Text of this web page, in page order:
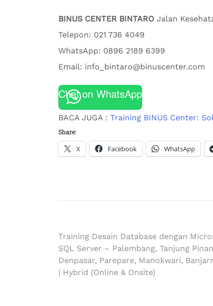
BINUS CENTER BINTARO Jalan
Telepon: 021 736 4049
WhatsApp: 0896 2189 6399
Email: info_bintaro@binuscenter.com
Chat on WhatsApp
BACA JUGA : Training BINUS Center:
Share:
X Facebook WhatsApp
Training Desain Database dengan
SQL Server – Palembang, Tanjung
Denpasar, Parepare, Manokwari,
| Hybrid (Online & Onsite)